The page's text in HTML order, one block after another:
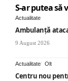
S-ar putea să
Actualitate
Ambulanță
9 August 2026
Actualitate Olt
Centru nou